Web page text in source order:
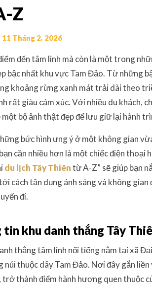
Z
11 Tháng 2, 2026
đến tâm linh mà còn là một trong
bậc nhất khu vực Tam Đảo. Từ những
khoảng rừng xanh mát trải dài theo
rất giàu cảm xúc. Với nhiều du khách,
bộ ảnh thật đẹp để lưu giữ lại hành
bức hình ưng ý ở một không gian
cần nhiều hơn là một chiếc điện thoại
du lịch Tây Thiêntừ A-Z” sẽ giúp bạn
cách tận dụng ánh sáng và không gian
đi.
khu danh thắng Tây
thắng tâm linh nổi tiếng nằm tại xã
núi thuộc dãy Tam Đảo. Nơi đây gắn
thành điểm hành hương quen thuộc